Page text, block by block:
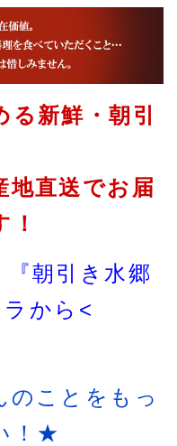
新鮮・朝引
地直送でお届
！
朝引き水郷
から<
ことをもっ
！★